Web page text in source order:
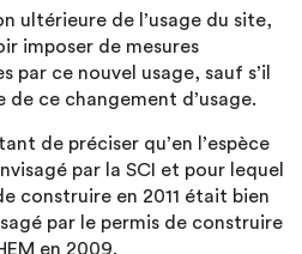
ultérieure de l’usage du site,
imposer de mesures
par ce nouvel usage, sauf s’il
de ce changement d’usage.
de préciser qu’en l’espèce
par la SCI et pour lequel
construire en 2011 était bien
par le permis de construire
en 2009.